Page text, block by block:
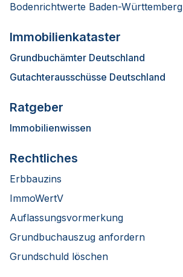
Bodenrichtwerte Baden-Württemberg
Immobilienkataster
Grundbuchämter Deutschland
Gutachterausschüsse Deutschland
Ratgeber
Immobilienwissen
Rechtliches
Erbbauzins
ImmoWertV
Auflassungsvormerkung
Grundbuchauszug anfordern
Grundschuld löschen